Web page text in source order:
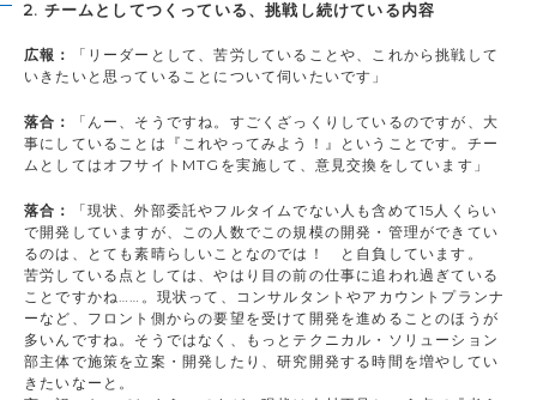
2. チームとしてつくっている、挑戦し続けている内容
広報：
「リーダーとして、苦労していることや、これから挑戦して
いきたいと思っていることについて伺いたいです」
落合：
「んー、そうですね。すごくざっくりしているのですが、大
事にしていることは『これやってみよう！』ということです。チー
ムとしてはオフサイトMTGを実施して、意見交換をしています」
落合：
「現状、外部委託やフルタイムでない人も含めて15人くらい
で開発していますが、この人数でこの規模の開発・管理ができてい
るのは、とても素晴らしいことなのでは！ と自負しています。
苦労している点としては、やはり目の前の仕事に追われ過ぎている
ことですかね……。現状って、コンサルタントやアカウントプランナ
ーなど、フロント側からの要望を受けて開発を進めることのほうが
多いんですね。そうではなく、もっとテクニカル・ソリューション
部主体で施策を立案・開発したり、研究開発する時間を増やしてい
きたいなーと。